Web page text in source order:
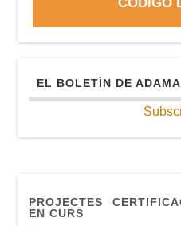
EL BOLETÍN DE ADAMA
PROJECTES
EN CURS